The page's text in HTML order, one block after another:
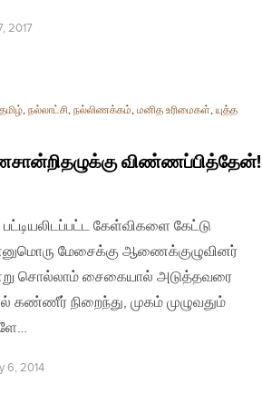
2017
தமிழ், நல்லாட்சி, நல்லிணக்கம், மனித உரிமைகள், யுத்த
விண்ணப்பித்தேன்!
கேள்விகளை கேட்டு
மேசைக்கு ஆணைக்குழுவினர்
சொல்லாம் சைகையால் அடுத்தவரை
நிறைந்து, முகம் முழுவதும்
6, 2014